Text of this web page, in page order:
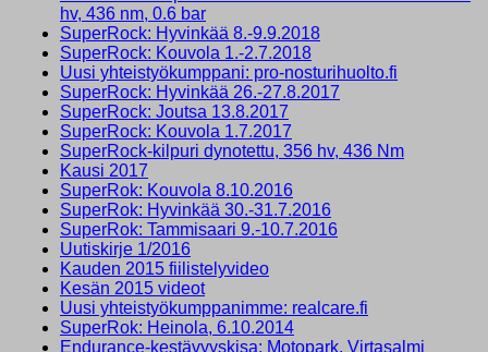
hv, 436 nm, 0.6 bar
SuperRock: Hyvinkää 8.-9.9.2018
SuperRock: Kouvola 1.-2.7.2018
Uusi yhteistyökumppani: pro-nosturihuolto.fi
SuperRock: Hyvinkää 26.-27.8.2017
SuperRock: Joutsa 13.8.2017
SuperRock: Kouvola 1.7.2017
SuperRock-kilpuri dynotettu, 356 hv, 436 Nm
Kausi 2017
SuperRok: Kouvola 8.10.2016
SuperRok: Hyvinkää 30.-31.7.2016
SuperRok: Tammisaari 9.-10.7.2016
Uutiskirje 1/2016
Kauden 2015 fiilistelyvideo
Kesän 2015 videot
Uusi yhteistyökumppanimme: realcare.fi
SuperRok: Heinola, 6.10.2014
Endurance-kestävyyskisa: Motopark, Virtasalmi